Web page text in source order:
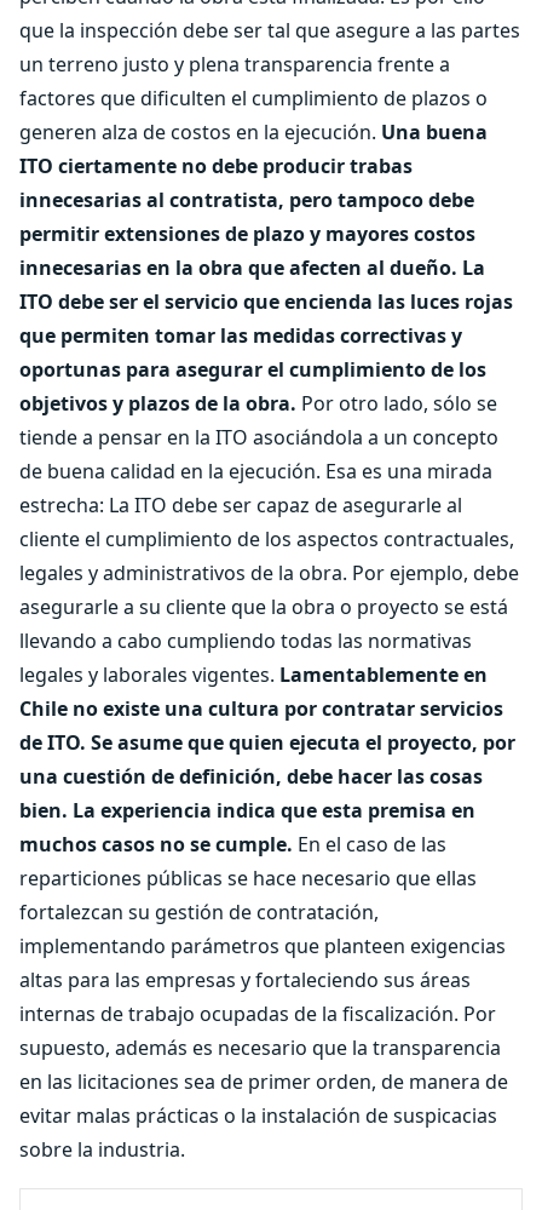
que la inspección debe ser tal que asegure a las partes
un terreno justo y plena transparencia frente a
factores que dificulten el cumplimiento de plazos o
generen alza de costos en la ejecución. Una buena
ITO ciertamente no debe producir trabas
innecesarias al contratista, pero tampoco debe
permitir extensiones de plazo y mayores costos
innecesarias en la obra que afecten al dueño. La
ITO debe ser el servicio que encienda las luces rojas
que permiten tomar las medidas correctivas y
oportunas para asegurar el cumplimiento de los
objetivos y plazos de la obra. Por otro lado, sólo se
tiende a pensar en la ITO asociándola a un concepto
de buena calidad en la ejecución. Esa es una mirada
estrecha: La ITO debe ser capaz de asegurarle al
cliente el cumplimiento de los aspectos contractuales,
legales y administrativos de la obra. Por ejemplo, debe
asegurarle a su cliente que la obra o proyecto se está
llevando a cabo cumpliendo todas las normativas
legales y laborales vigentes. Lamentablemente en
Chile no existe una cultura por contratar servicios
de ITO. Se asume que quien ejecuta el proyecto, por
una cuestión de definición, debe hacer las cosas
bien. La experiencia indica que esta premisa en
muchos casos no se cumple. En el caso de las
reparticiones públicas se hace necesario que ellas
fortalezcan su gestión de contratación,
implementando parámetros que planteen exigencias
altas para las empresas y fortaleciendo sus áreas
internas de trabajo ocupadas de la fiscalización. Por
supuesto, además es necesario que la transparencia
en las licitaciones sea de primer orden, de manera de
evitar malas prácticas o la instalación de suspicacias
sobre la industria.